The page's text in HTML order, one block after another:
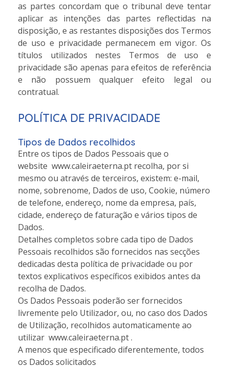
as partes concordam que o tribunal deve tentar
aplicar as intenções das partes reflectidas na
disposição, e as restantes disposições dos Termos
de uso e privacidade permanecem em vigor. Os
títulos utilizados nestes Termos de uso e
privacidade são apenas para efeitos de referência
e não possuem qualquer efeito legal ou
contratual.
POLÍTICA DE PRIVACIDADE
Tipos de Dados recolhidos
Entre os tipos de Dados Pessoais que o
website www.caleiraeterna.pt recolha, por si
mesmo ou através de terceiros, existem: e-mail,
nome, sobrenome, Dados de uso, Cookie, número
de telefone, endereço, nome da empresa, país,
cidade, endereço de faturação e vários tipos de
Dados.
Detalhes completos sobre cada tipo de Dados
Pessoais recolhidos são fornecidos nas secções
dedicadas desta política de privacidade ou por
textos explicativos específicos exibidos antes da
recolha de Dados.
Os Dados Pessoais poderão ser fornecidos
livremente pelo Utilizador, ou, no caso dos Dados
de Utilização, recolhidos automaticamente ao
utilizar www.caleiraeterna.pt .
A menos que especificado diferentemente, todos
os Dados solicitados